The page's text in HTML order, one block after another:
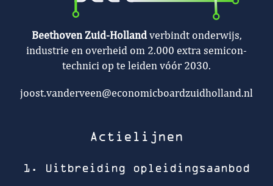
Beethoven Zuid-Holland verbindt onderwijs,
industrie en overheid om 2.000 extra semicon-
technici op te leiden vóór 2030.
joost.vanderveen@economicboardzuidholland.nl
Actielijnen
1. Uitbreiding opleidingsaanbod